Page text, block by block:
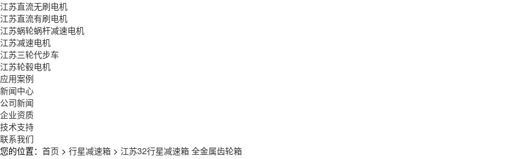
江苏直流无刷电机
江苏直流有刷电机
江苏蜗轮蜗杆减速电机
江苏减速电机
江苏三轮代步车
江苏轮毂电机
应用案例
新闻中心
公司新闻
企业资质
技术支持
联系我们
您的位置： 首页 > 行星减速箱 > 江苏32行星减速箱 全金属齿轮箱